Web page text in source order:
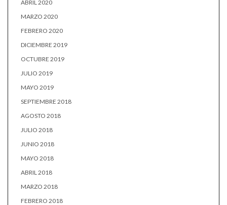
ABRIL 2020
MARZO 2020
FEBRERO 2020
DICIEMBRE 2019
OCTUBRE 2019
JULIO 2019
MAYO 2019
SEPTIEMBRE 2018
AGOSTO 2018
JULIO 2018
JUNIO 2018
MAYO 2018
ABRIL 2018
MARZO 2018
FEBRERO 2018